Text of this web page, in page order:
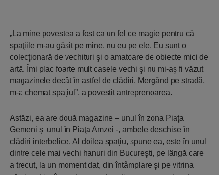
„La mine povestea a fost ca un fel de magie pentru că
spaţiile m-au găsit pe mine, nu eu pe ele. Eu sunt o
colecţionară de vechituri şi o amatoare de obiecte mici de
artă. Îmi plac foarte mult casele vechi şi nu mi-aş fi văzut
magazinele decât în astfel de clădiri. Mergând pe stradă,
m-a chemat spaţiul”, a povestit antreprenoarea.
Astăzi, ea are două magazine – unul în zona Piaţa
Gemeni şi unul în Piaţa Amzei -, ambele deschise în
clădiri interbelice. Al doilea spaţiu, spune ea, este în unul
dintre cele mai vechi hanuri din Bucureşti, pe lângă care
a trecut, la un moment dat, din întâmplare şi pe vitrina